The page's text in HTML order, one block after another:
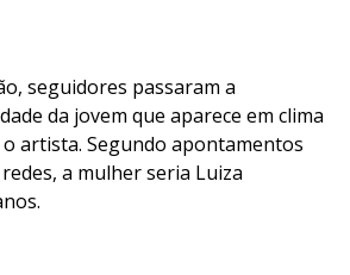
seguidores passaram a
da jovem que aparece em clima
artista. Segundo apontamentos
a mulher seria Luiza